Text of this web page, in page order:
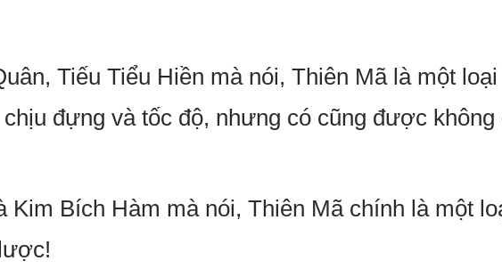
Tiếu Tiểu Hiền mà nói, Thiên Mã là một loại
đựng và tốc độ, nhưng có cũng được không
Bích Hàm mà nói, Thiên Mã chính là một